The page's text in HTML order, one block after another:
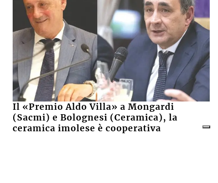
Il «Premio Aldo Villa» a Mongardi
(Sacmi) e Bolognesi (Ceramica), la
ceramica imolese è cooperativa